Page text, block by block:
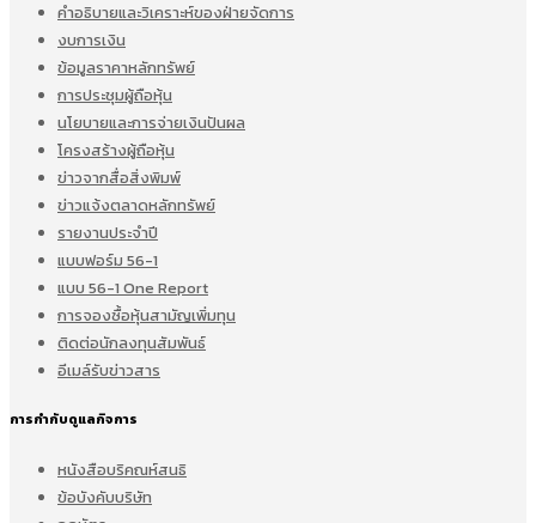
คำอธิบายและวิเคราะห์ของฝ่ายจัดการ
งบการเงิน
ข้อมูลราคาหลักทรัพย์
การประชุมผู้ถือหุ้น
นโยบายและการจ่ายเงินปันผล
โครงสร้างผู้ถือหุ้น
ข่าวจากสื่อสิ่งพิมพ์
ข่าวแจ้งตลาดหลักทรัพย์
รายงานประจำปี
แบบฟอร์ม 56-1
แบบ 56-1 One Report
การจองซื้อหุ้นสามัญเพิ่มทุน
ติดต่อนักลงทุนสัมพันธ์
อีเมล์รับข่าวสาร
การกำกับดูแลกิจการ
หนังสือบริคณห์สนธิ
ข้อบังคับบริษัท